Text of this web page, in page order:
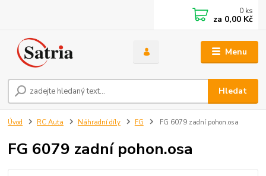
Menu
Hledat
0 ks
za 0,00 Kč
Úvod RC Auta Náhradní díly FG FG 6079 zadní pohon.osa
FG 6079 zadní pohon.osa